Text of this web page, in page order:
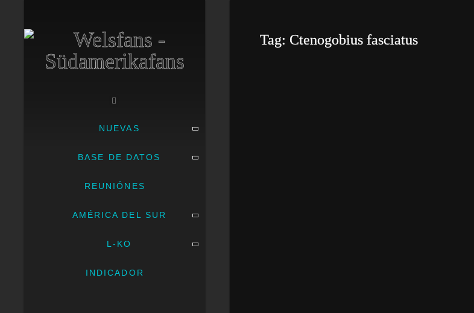
NUEVAS
BASE DE DATOS
REUNIÓNES
AMÉRICA DEL SUR
L-KO
INDICADOR
Tag: Ctenogobius fasciatus